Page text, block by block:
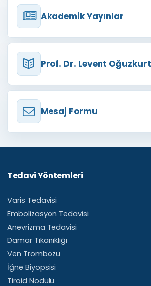
Akademik Yayınlar
Prof. Dr. Levent Oğuzkurt
Mesaj Formu
Tedavi Yöntemleri
Varis Tedavisi
Embolizasyon Tedavisi
Anevrizma Tedavisi
Damar Tıkanıklığı
Ven Trombozu
İğne Biyopsisi
Tiroid Nodülü